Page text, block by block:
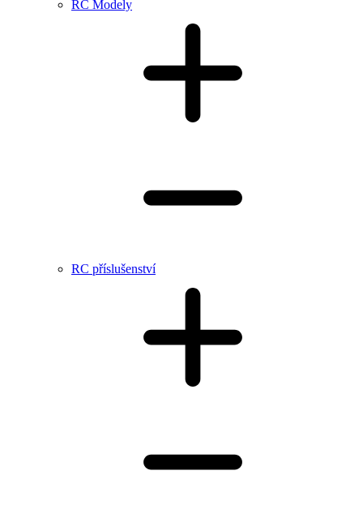
RC Modely
RC příslušenství